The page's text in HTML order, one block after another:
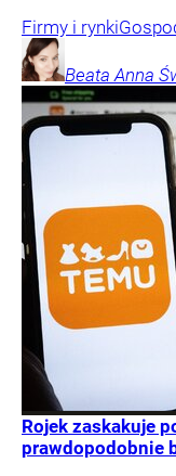
Firmy i rynki
Beata Anna
Rojek zaskakuje
prawdopodobnie